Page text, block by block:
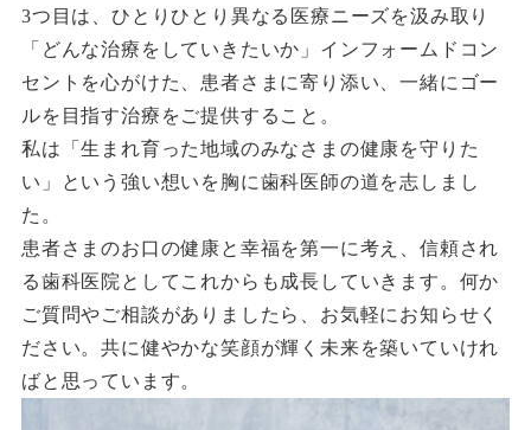
3つ目は、ひとりひとり異なる医療ニーズを汲み取り
「どんな治療をしていきたいか」インフォームドコン
セントを心がけた、患者さまに寄り添い、一緒にゴー
ルを目指す治療をご提供すること。
私は「生まれ育った地域のみなさまの健康を守りた
い」という強い想いを胸に歯科医師の道を志しまし
た。
患者さまのお口の健康と幸福を第一に考え、信頼され
る歯科医院としてこれからも成長していきます。何か
ご質問やご相談がありましたら、お気軽にお知らせく
ださい。共に健やかな笑顔が輝く未来を築いていけれ
ばと思っています。